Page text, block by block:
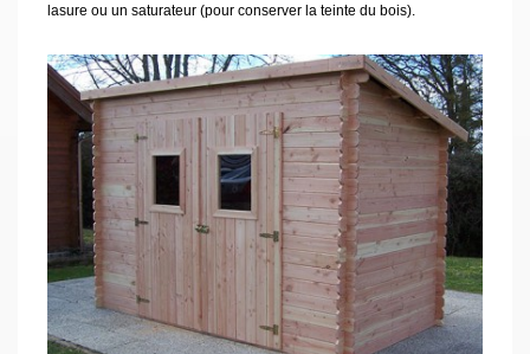
lasure ou un saturateur (pour conserver la teinte du bois).